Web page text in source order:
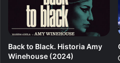
Back to Black. Historia Amy
Winehouse (2024)